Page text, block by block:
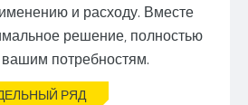
и расходу. Вместе
решение, полностью
потребностям.
РЯД